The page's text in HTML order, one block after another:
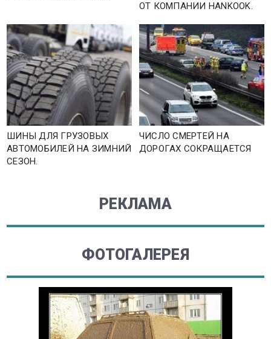
ОТ КОМПАНИИ HANKOOK.
ШИНЫ ДЛЯ ГРУЗОВЫХ
АВТОМОБИЛЕЙ НА ЗИМНИЙ
СЕЗОН.
ЧИСЛО СМЕРТЕЙ НА
ДОРОГАХ СОКРАЩАЕТСЯ
РЕКЛАМА
ФОТОГАЛЕРЕЯ